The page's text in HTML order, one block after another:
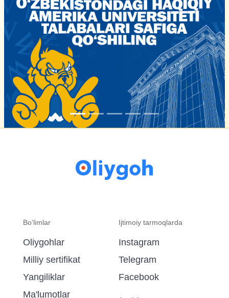
Bo‘limlar
Oliygohlar
Milliy sertifikat
Yangiliklar
Ma'lumotlar
Ijtimoiy tarmoqlarda
Instagram
Telegram
Facebook